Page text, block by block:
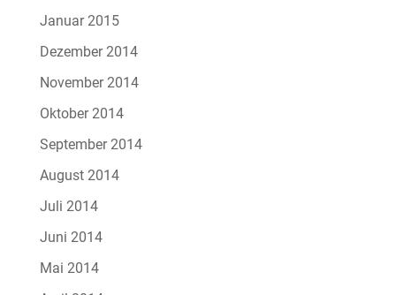
Januar 2015
Dezember 2014
November 2014
Oktober 2014
September 2014
August 2014
Juli 2014
Juni 2014
Mai 2014